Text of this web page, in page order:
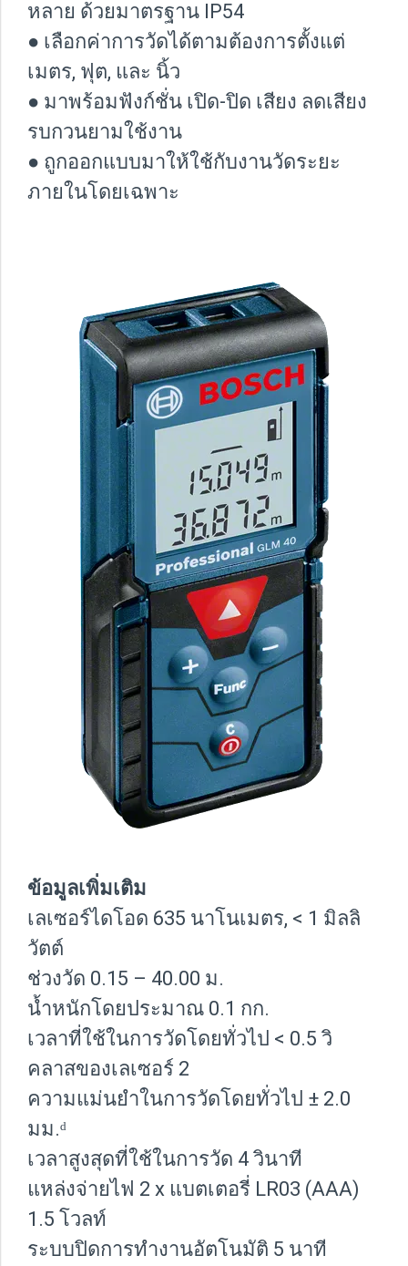
หลาย ด้วยมาตรฐาน IP54
● เลือกค่าการวัดได้ตามต้องการตั้งแต่
เมตร, ฟุต, และ นิ้ว
● มาพร้อมฟังก์ชั่น เปิด-ปิด เสียง ลดเสียง
รบกวนยามใช้งาน
● ถูกออกแบบมาให้ใช้กับงานวัดระยะ
ภายในโดยเฉพาะ
ข้อมูลเพิ่มเติม
เลเซอร์ไดโอด 635 นาโนเมตร, < 1 มิลลิ
วัตต์
ช่วงวัด 0.15 – 40.00 ม.
น้ำหนักโดยประมาณ 0.1 กก.
เวลาที่ใช้ในการวัดโดยทั่วไป < 0.5 วิ
คลาสของเลเซอร์ 2
ความแม่นยำในการวัดโดยทั่วไป ± 2.0
มม.ᵈ
เวลาสูงสุดที่ใช้ในการวัด 4 วินาที
แหล่งจ่ายไฟ 2 x แบตเตอรี่ LR03 (AAA)
1.5 โวลท์
ระบบปิดการทำงานอัตโนมัติ 5 นาที